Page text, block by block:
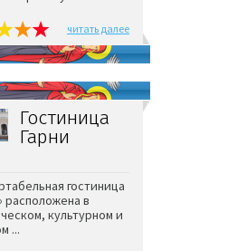
читать далее
Гостиница
Гарни
гостиница
расположена в
культурном и
...